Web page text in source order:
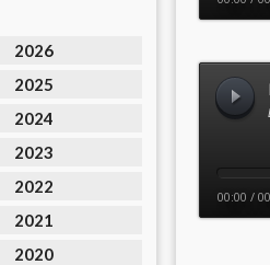
2026
2025
2024
2023
2022
2021
2020